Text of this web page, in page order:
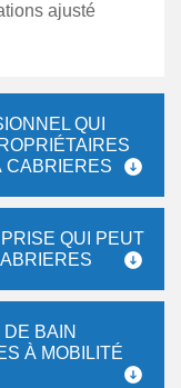
ajusté
QUI
CABRIERES
QUI PEUT
BAIN
À MOBILITÉ